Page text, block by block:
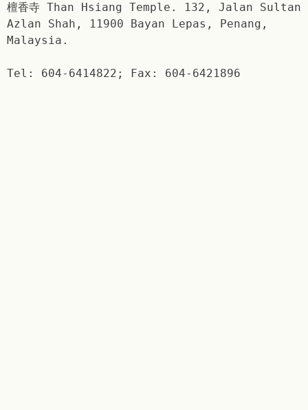
檀香寺 Than Hsiang Temple. 132, Jalan Sultan
Azlan Shah, 11900 Bayan Lepas, Penang,
Malaysia.
Tel: 604-6414822; Fax: 604-6421896